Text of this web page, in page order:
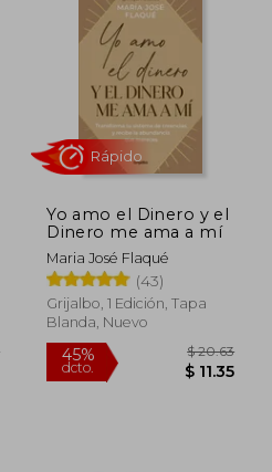
Rápido
Yo amo el Dinero y el
Dinero me ama a mí
Maria José Flaqué
(43)
Grijalbo, 1 Edición, Tapa
Blanda, Nuevo